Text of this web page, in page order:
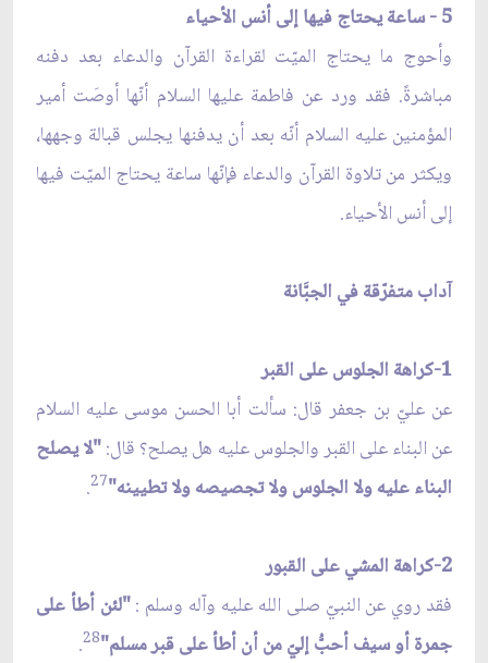
5 - ساعة يحتاج فيها إلى أنس الأحياء
وأحوج ما يحتاج الميّت لقراءة القرآن والدعاء بعد دفنه
مباشرةً. فقد ورد عن فاطمة عليها السلام أنّها أوصَت أمير
المؤمنين عليه السلام أنّه بعد أن يدفنها يجلس قبالة وجهها،
ويكثر من تلاوة القرآن والدعاء فإنّها ساعة يحتاج الميّت فيها
إلى أنس الأحياء.
آداب متفرّقة في الجبَّانة
1-كراهة الجلوس على القبر
عن عليّ بن جعفر قال: سألت أبا الحسن موسى عليه السلام
عن البناء على القبر والجلوس عليه هل يصلح؟ قال:"لا يصلح
البناء عليه ولا الجلوس ولا تجصيصه ولا تطيينه"27
.
2-كراهة المشي على القبور
فقد روي عن النبيّ صلى الله عليه وآله وسلم :"لئن أطأ على
جمرة أو سيف أحبُّ إليّ من أن أطأ على قبر مسلم"28
.